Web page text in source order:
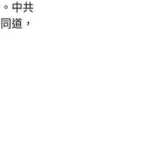
中共
道，